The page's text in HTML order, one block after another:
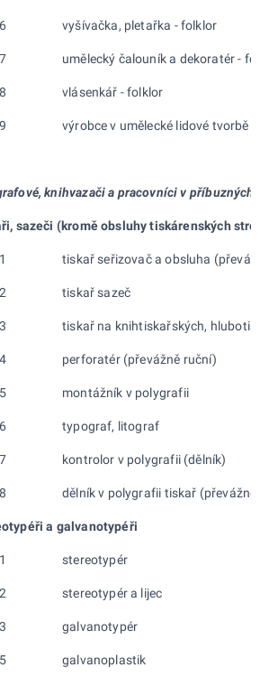
vyšívačka, pletařka - folklor
umělecký čalouník a dekoratér -
vlásenkář - folklor
výrobce v umělecké lidové tvorbě
knihvazači a pracovníci v příbuzných
sazeči (kromě obsluhy tiskárenských
tiskař seřizovač a obsluha
tiskař sazeč
tiskař na knihtiskařských,
perforatér (převážně ruční)
montážník v polygrafii
typograf, litograf
kontrolor v polygrafii (dělník)
dělník v polygrafii tiskař (převážně
a galvanotypéři
stereotypér
stereotypér a lijec
galvanotypér
galvanoplastik